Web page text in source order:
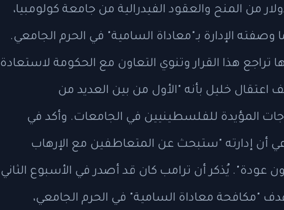
سحب 400 مليون دولار من المنح والعقود الفيدرالية من جامعة كولومبيا،
الإدارة بـ"معاداة السامية" في الحرم الجامعي.
تراجع هذا القرار وتنوي التعاون مع الحكومة لاستعادة
خليل بأنه "الأول من بين العديد من
المؤيدة للفلسطينيين في الجامعات. وأكد في
أن إدارته "ستبحث عن المتعاطفين مع الإرهاب
عودة". يُذكر أن ترامب كان قد أصدر في الأسبوع الثاني
"مكافحة معاداة السامية" في الحرم الجامعي،